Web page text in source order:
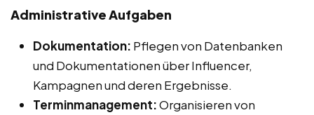
Administrative Aufgaben
Dokumentation: Pflegen von Datenbanken
und Dokumentationen über Influencer,
Kampagnen und deren Ergebnisse.
Terminmanagement:Organisieren von